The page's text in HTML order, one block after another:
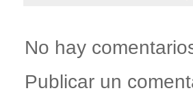
No hay
Publicar un